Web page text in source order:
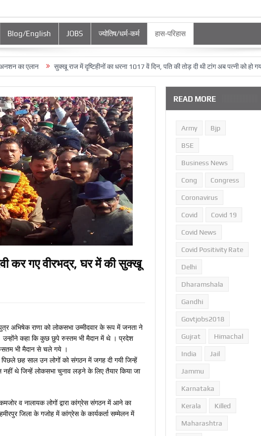
Blog/English JOBS ज्‍योतिष/धर्म-कर्म हास-परिहास
एलान सुक्‍खू राज में दृष्टिहीनों का धरना 1017 वें दिन, पति की तोड़ दी थी टांग अब पत्‍नी को हो गया
कर गए वीरभद्र, घर में की सुक्खू
अभिषेक राणा को लोकसभा उम्मीदवार के रूप में जनता ने
उन्होंने कहा कि कुछ छुपे रुस्तम भी मैदान में थे । प्रदेश
भी मैदान से चले गये ।
छह साल उन लोगों को संगठन में जगह दी गयी जिन्हें
थे जिन्हें लोकसभा चुनाव लड़ने के लिए तैयार किया जा
व नालायक लोगों द्वारा कांग्रेस संगठन में आने का
जिला के गजोह में कांग्रेस के कार्यकर्ता सम्मेलन में
READ MORE
Army Bjp
BSE
Business News
Cong Congress
Coronavirus
Covid Covid 19
Covid News
Covid Positivity Rate
Delhi
Dharamshala
Gandhi
Govtjobs2018
Gujrat Himachal
India Jail
Jammu
Karnataka
Kerala Killed
Maharashtra